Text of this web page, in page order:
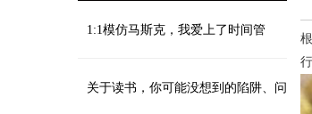
1:1模仿马斯克，我爱上了时间管
理！
关于读书，你可能没想到的陷阱、问